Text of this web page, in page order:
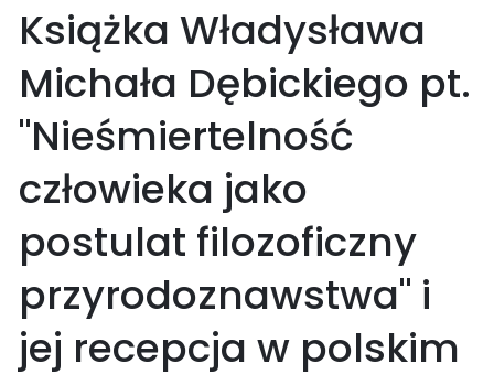
Książka Władysława
Michała Dębickiego pt.
"Nieśmiertelność
człowieka jako
postulat filozoficzny
przyrodoznawstwa" i
jej recepcja w polskim